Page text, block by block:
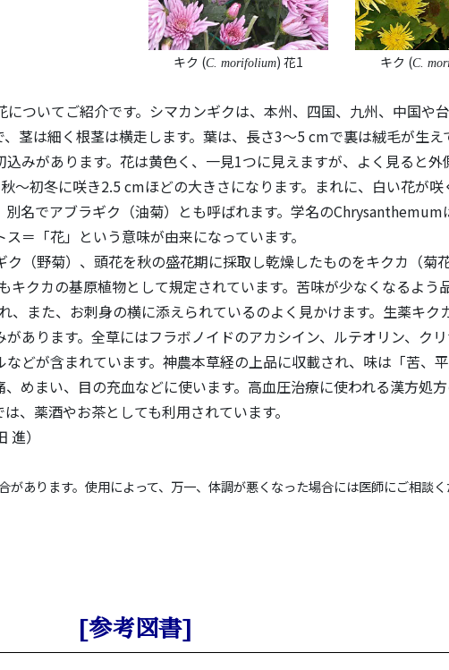
キク (C. morifolium) 花1 キク (C.
ついてご紹介です。シマカンギクは、本州、四国、九州、中国や
茎は細く根茎は横走します。葉は、長さ3〜5 cmで裏は絨毛が生え
みがあります。花は黄色く、一見1つに見えますが、よく見ると外
〜初冬に咲き2.5 cmほどの大きさになります。まれに、白い花が咲
名でアブラギク（油菊）とも呼ばれます。学名のChrysanthemum
＝「花」という意味が由来になっています。
（野菊）、頭花を秋の盛花期に採取し乾燥したものをキクカ（菊
キクカの基原植物として規定されています。苦味が少なくなるよう
、また、お刺身の横に添えられているのよく見かけます。生薬キク
あります。全草にはフラボノイドのアカシイン、ルテオリン、ク
どが含まれています。神農本草経の上品に収載され、味は「苦、
めまい、目の充血などに使います。高血圧治療に使われる漢方処
、薬酒やお茶としても利用されています。
）
あります。使用によって、万一、体調が悪くなった場合には医師にご相談く
[参考図書]